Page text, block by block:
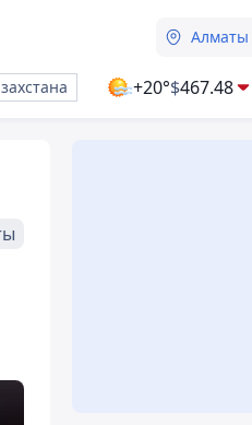
Алматы
+20°$467.48